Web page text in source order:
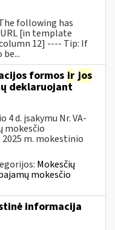
following has
[in template
12] ---- Tip: If
formos ir jos
deklaruojant
4 d. įsakymu Nr. VA-
mokesčio
m. mokestinio
Mokesčių
mokesčio
informacija